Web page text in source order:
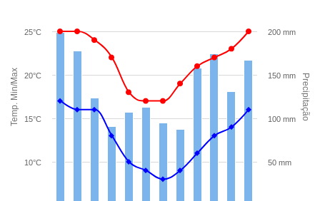
Temp. Min/Max Precipitação
10°C
15°C
20°C
25°C
50 mm
100 mm
150 mm
200 mm